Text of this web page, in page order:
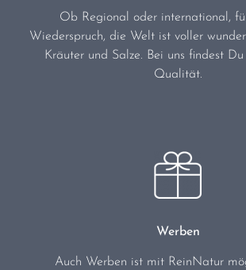
Ob Regional oder international,
Wiederspruch, die Welt ist voller
Kräuter und Salze. Bei uns findest
Qualität.
Werben
Auch Werben ist mit ReinNatur